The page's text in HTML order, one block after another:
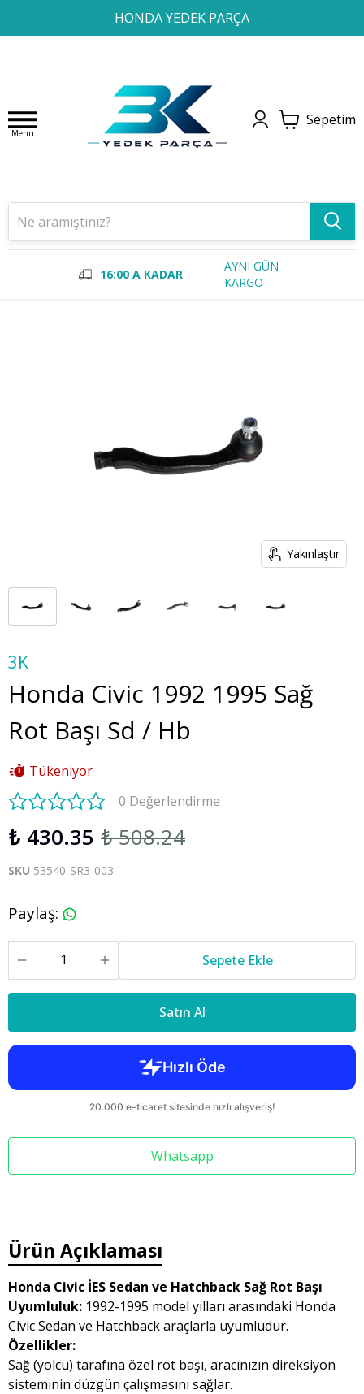
HONDA YEDEK PARÇA
1 2 3 4
Menu
Sepetim
16:00 A KADAR
AYNI GÜN
KARGO
Yakınlaştır
3K
Honda Civic 1992 1995 Sağ
Rot Başı Sd / Hb
Tükeniyor
0 Değerlendirme
₺ 430.35 ₺ 508.24
SKU 53540-SR3-003
Paylaş:
Sepete Ekle
Satın Al
Whatsapp
Ürün Açıklaması
Honda Civic İES Sedan ve Hatchback Sağ Rot Başı
Uyumluluk: 1992-1995 model yılları arasındaki Honda
Civic Sedan ve Hatchback araçlarla uyumludur.
Özellikler:
Sağ (yolcu) tarafına özel rot başı, aracınızın direksiyon
sisteminin düzgün çalışmasını sağlar.